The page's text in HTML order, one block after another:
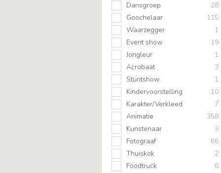
Dansgroep
28
Goochelaar
115
Waarzegger
1
Event show
19
Jongleur
1
Acrobaat
3
Stuntshow
1
Kindervoorstelling
10
Karakter/Verkleed
7
Animatie
358
Kunstenaar
3
Fotograaf
66
Thuiskok
2
Foodtruck
6